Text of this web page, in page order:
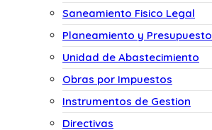
Saneamiento Fisico Legal
Planeamiento y Presupuesto
Unidad de Abastecimiento
Obras por Impuestos
Instrumentos de Gestion
Directivas